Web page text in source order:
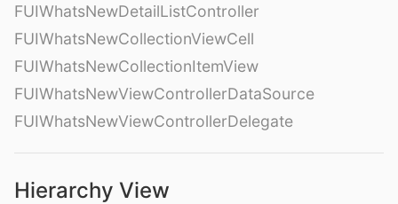
FUIWhatsNewDetailListController
FUIWhatsNewCollectionViewCell
FUIWhatsNewCollectionItemView
FUIWhatsNewViewControllerDataSource
FUIWhatsNewViewControllerDelegate
Hierarchy View